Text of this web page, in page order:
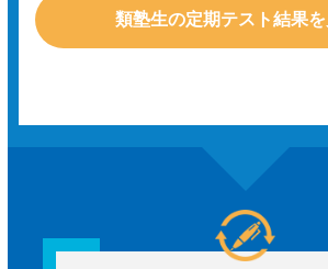
類塾生の定期テスト結果